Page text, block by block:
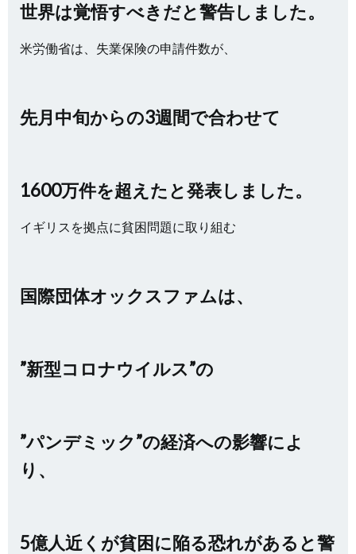
世界は覚悟すべきだと警告しました。
米労働省は、失業保険の申請件数が、
先月中旬からの3週間で合わせて
1600万件を超えたと発表しました。
イギリスを拠点に貧困問題に取り組む
国際団体オックスファムは、
”新型コロナウイルス”の
”パンデミック”の経済への影響によ
り、
5億人近くが貧困に陥る恐れがあると警